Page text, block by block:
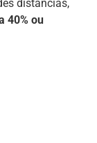
distâncias,
40% ou